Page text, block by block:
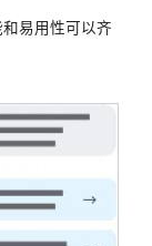
易用性可以齐